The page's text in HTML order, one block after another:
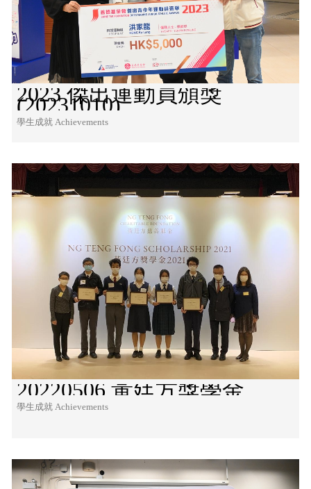
2023 傑出運動員頒獎
(20231010)
學生成就 Achievements
20220506 黃廷方獎學金
學生成就 Achievements